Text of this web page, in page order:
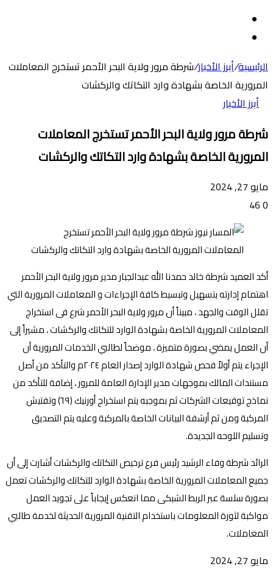
المظلم
الرئيسية/أبرز الأخبار/شرطة مرور ولاية البحر الأحمر تستخرج المعاملات
المرورية الخاصة بشهادة وارد التكاتك والركشات
أبرز الأخبار
شرطة مرور ولاية البحر الأحمر تستخرج المعاملات
المرورية الخاصة بشهادة وارد التكاتك والركشات
مايو 27, 2024
0
أكد العميد شرطة خالد حمدنا الله عبدالجبار مدير مرور ولاية البحر الأحمر
اهتمام إدارته بتسهيل وتبسيط كافة الإجراءات و المعاملات المرورية التي
تقلل الوقت والجهد ، مبيناً أن مرور ولاية البحر الأحمر شرع فى استخراج
المعاملات المرورية الخاصة بشهادة الوارد للتكاتك والركشات ، مشيراً إلى
أن العمل يمضي بصورة متميزة ، موضحاً لطالبي الخدمات المرورية أن
الإجراء يتم أولاً فحص شهادة الوارد إصدار العام ٢٠٢٤م والتأكد من أصل
مستندات المالك بموجهات مدير الإدارة العامة للمرور ، إضافة للتأكد من
نماذج توقيعات الشركات ثم بموجبه يتم استخراج أورنيك (٦٩) وتفتيش
المركبة ومن ثم أرشفة البيانات الخاصة بالمركبة وعليه يتم التصديق
وتسليم اللوحه الجديدة.
الرائد شرطة وفاء الرشيد رئيس فرع ترخيص التكاتك والركشات أشارت إلى أن
جميع المعاملات المرورية الخاصة بشهادة الوارد للتكاتك والركشات تعمل
بصورة سلسة عبر الربط الشبكى مما انعكس إيجاباً على تجويد العمل
مواكبة لثورة المعلومات باستخدام التقنية المرورية الحديثة لخدمة طالبي
المعاملات.
مايو 27, 2024